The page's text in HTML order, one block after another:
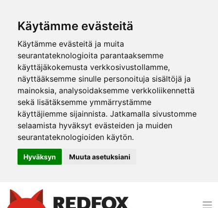
Käytämme evästeitä
Käytämme evästeitä ja muita
seurantateknologioita parantaaksemme
käyttäjäkokemusta verkkosivustollamme,
näyttääksemme sinulle personoituja sisältöjä ja
mainoksia, analysoidaksemme verkkoliikennettä
sekä lisätäksemme ymmärrystämme
käyttäjiemme sijainnista. Jatkamalla sivustomme
selaamista hyväksyt evästeiden ja muiden
seurantateknologioiden käytön.
Hyväksyn Muuta asetuksiani